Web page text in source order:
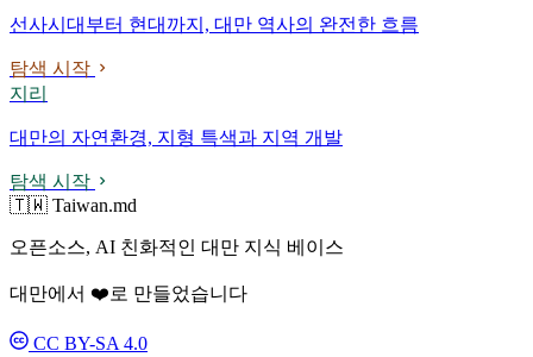
선사시대부터 현대까지, 대만 역사의 완전한 흐름
탐색 시작
지리
대만의 자연환경, 지형 특색과 지역 개발
탐색 시작
🇹🇼 Taiwan.md
오픈소스, AI 친화적인 대만 지식 베이스
대만에서 ❤️로 만들었습니다
CC BY-SA 4.0